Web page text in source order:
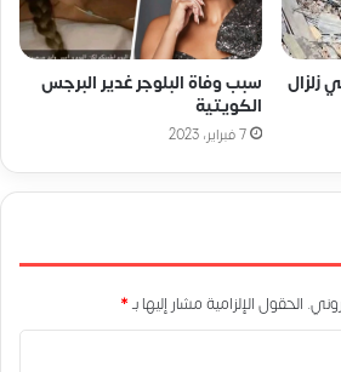
زلزال
سبب وفاة البلوجر غدير البرجس
الكويتية
7 فبراير، 2023
الحقول الإلزامية مشار إليها بـ*